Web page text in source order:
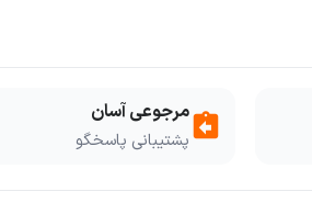
assignment_returnمرجوعی آسان
پشتیبانی پاسخگو